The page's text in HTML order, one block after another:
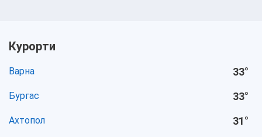
Курорти
Варна 33°
Бургас 33°
Ахтопол 31°